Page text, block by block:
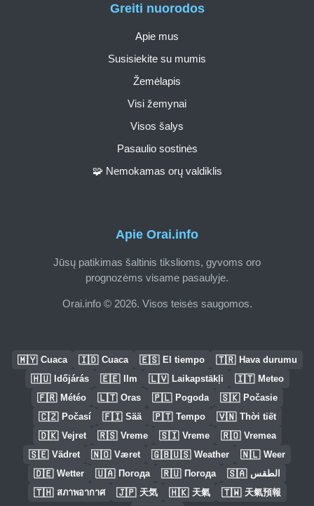
Apie Orai.info
Jūsų patikimas šaltinis tikslioms, gyvoms oro
prognozėms visame pasaulyje.
Orai.info © 2026. Visos teisės saugomos.
Greiti nuorodos
Apie mus
Susisiekite su mumis
Žemėlapis
Visi žemynai
Visos šalys
Pasaulio sostinės
🧩 Nemokamas orų valdiklis
🇲🇾 Cuaca 🇮🇩 Cuaca 🇪🇸 El tiempo 🇹🇷 Hava durumu
🇭🇺 Időjárás 🇪🇪 Ilm 🇱🇻 Laikapstākļi 🇮🇹 Meteo
🇫🇷 Météo 🇱🇹 Oras 🇵🇱 Pogoda 🇸🇰 Počasie
🇨🇿 Počasí 🇫🇮 Sää 🇵🇹 Tempo 🇻🇳 Thời tiết
🇩🇰 Vejret 🇷🇸 Vreme 🇸🇮 Vreme 🇷🇴 Vremea
🇸🇪 Vädret 🇳🇴 Været 🇬🇧🇺🇸 Weather 🇳🇱 Weer
🇩🇪 Wetter 🇺🇦 Погода 🇷🇺 Погода 🇸🇦 الطقس
🇹🇭 สภาพอากาศ 🇯🇵 天気 🇭🇰 天氣 🇹🇼 天氣預報